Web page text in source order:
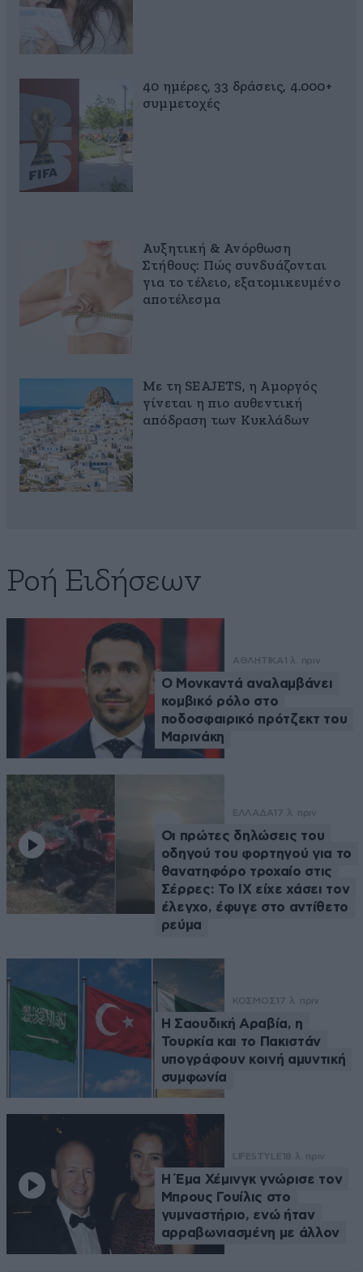
40 ημέρες, 33 δράσεις, 4.000+
συμμετοχές
Αυξητική & Ανόρθωση
Στήθους: Πώς συνδυάζονται
για το τέλειο, εξατομικευμένο
αποτέλεσμα
Με τη SEAJETS, η Αμοργός
γίνεται η πιο αυθεντική
απόδραση των Κυκλάδων
Ροή Ειδήσεων
ΑΘΛΗΤΙΚΑ 1 λ. πριν
Ο Μονκαντά αναλαμβάνει
κομβικό ρόλο στο
ποδοσφαιρικό πρότζεκτ του
Μαρινάκη
ΕΛΛΑΔΑ 17 λ. πριν
Οι πρώτες δηλώσεις του
οδηγού του φορτηγού για το
θανατηφόρο τροχαίο στις
Σέρρες: Το ΙΧ είχε χάσει τον
έλεγχο, έφυγε στο αντίθετο
ρεύμα
ΚΟΣΜΟΣ 17 λ. πριν
Η Σαουδική Αραβία, η
Τουρκία και το Πακιστάν
υπογράφουν κοινή αμυντική
συμφωνία
LIFESTYLE 18 λ. πριν
Η Έμα Χέμινγκ γνώρισε τον
Μπρους Γουίλις στο
γυμναστήριο, ενώ ήταν
αρραβωνιασμένη με άλλον